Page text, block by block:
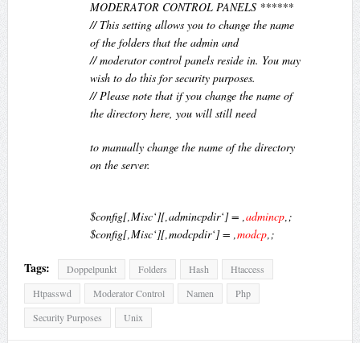
MODERATOR CONTROL PANELS ******
// This setting allows you to change the name
of the folders that the admin and
// moderator control panels reside in. You may
wish to do this for security purposes.
// Please note that if you change the name of
the directory here, you will still need
to manually change the name of the directory
on the server.
$config[‚Misc‘][‚admincpdir‘] = ‚admincp‚;
$config[‚Misc‘][‚modcpdir‘] = ‚modcp‚;
Tags: Doppelpunkt Folders Hash
Htaccess
Htpasswd
Moderator Control Namen
Php
Security Purposes
Unix